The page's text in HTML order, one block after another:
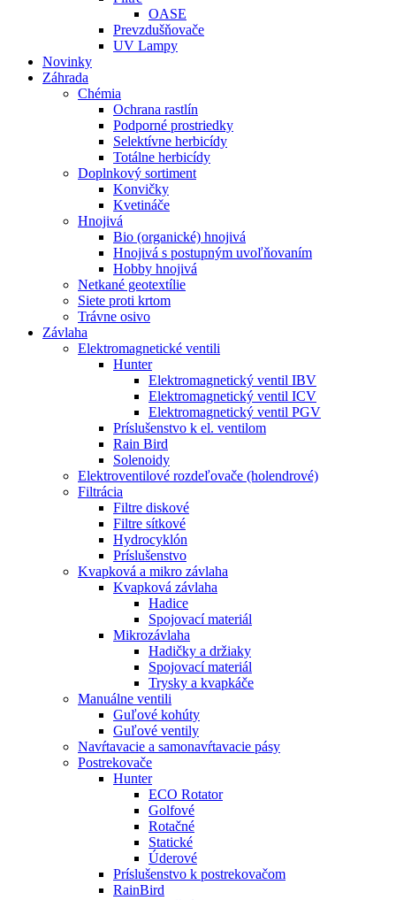
OASE
Prevzdušňovače
UV Lampy
Novinky
Záhrada
Chémia
Ochrana rastlín
Podporné prostriedky
Selektívne herbicídy
Totálne herbicídy
Doplnkový sortiment
Konvičky
Kvetináče
Hnojivá
Bio (organické) hnojivá
Hnojivá s postupným uvoľňovaním
Hobby hnojivá
Netkané geotextílie
Siete proti krtom
Trávne osivo
Závlaha
Elektromagnetické ventili
Hunter
Elektromagnetický ventil IBV
Elektromagnetický ventil ICV
Elektromagnetický ventil PGV
Príslušenstvo k el. ventilom
Rain Bird
Solenoidy
Elektroventilové rozdeľovače (holendrové)
Filtrácia
Filtre diskové
Filtre sítkové
Hydrocyklón
Príslušenstvo
Kvapková a mikro závlaha​
Kvapková závlaha
Hadice
Spojovací materiál
Mikrozávlaha
Hadičky a držiaky
Spojovací materiál
Trysky a kvapkáče
Manuálne ventili
Guľové kohúty
Guľové ventily
Navŕtavacie a samonavŕtavacie pásy
Postrekovače
Hunter
ECO Rotator
Golfové
Rotačné
Statické
Úderové
Príslušenstvo k postrekovačom
RainBird